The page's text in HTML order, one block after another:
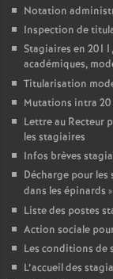
Notation
Inspection de
Stagiaires en
académiques,
Titularisation
Mutations intra
Lettre au Recteur
les stagiaires
Infos brèves
Décharge pour les
dans les épinards »
Liste des postes
Action sociale
Les conditions de
L’accueil des